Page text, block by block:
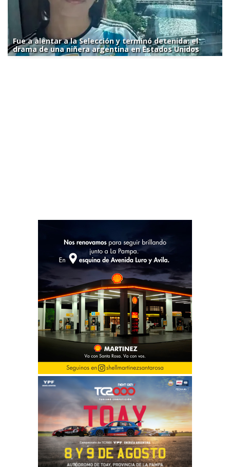
Fue a alentar a la Selección y terminó detenida: el
drama de una niñera argentina en Estados Unidos